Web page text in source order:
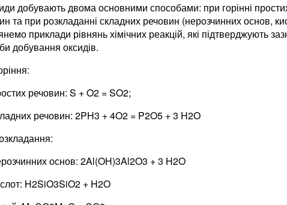
добувають двома основними способами: при горінні
та при розкладанні складних речовин (нерозчинних основ,
приклади рівнянь хімічних реакцій, які підтверджують
добування оксидів.
речовин: S + O2 = SO2;
речовин: 2PH3 + 4O2 = P2O5 + 3 H2O
основ: 2Al(OH)3Al2O3 + 3 H2O
H2SiO3SiO2 + H2O